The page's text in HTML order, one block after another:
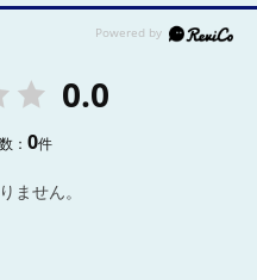
0.0
：0件
ません。